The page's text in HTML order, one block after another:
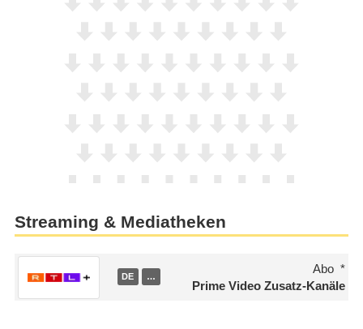
Streaming & Mediatheken
DE …
Abo
Prime Video Zusatz-Kanäle